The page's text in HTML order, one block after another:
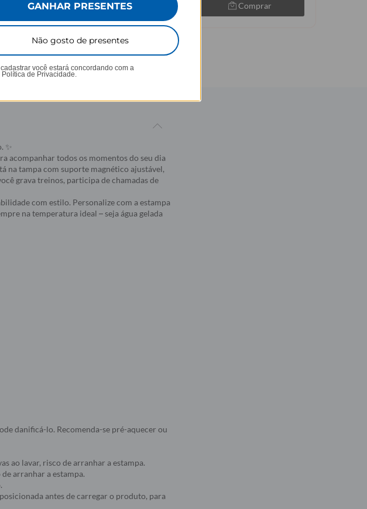
Comprar Comprar
✨
acompanhar todos os momentos do seu dia
na tampa com suporte magnético ajustável,
grava treinos, participa de chamadas de
com estilo. Personalize com a estampa
na temperatura ideal – seja água gelada
danificá-lo. Recomenda-se pré-aquecer ou
ao lavar, risco de arranhar a estampa.
arranhar a estampa.
antes de carregar o produto, para
GANHAR PRESENTES
Não gosto de presentes
você estará concordando com a
Política de Privacidade.